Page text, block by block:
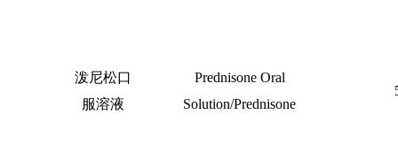
泼尼松口
服溶液
Prednisone Oral
Solution/Prednisone